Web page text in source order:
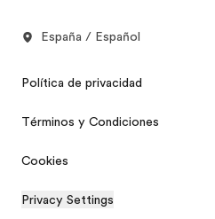
España / Español
Política de privacidad
Términos y Condiciones
Cookies
Privacy Settings